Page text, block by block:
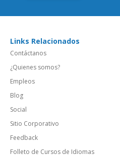
Links Relacionados
Contáctanos
¿Quienes somos?
Empleos
Blog
Social
Sitio Corporativo
Feedback
Folleto de Cursos de Idiomas